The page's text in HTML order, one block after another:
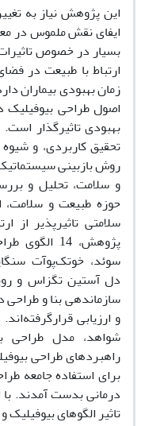
این پژوهش نیاز به
ایفای نقش ملموس در
بسیار در خصوص
ارتباط با طبیعت در
زمان بهبودی بیماران
اصول طراحی بیوفیلیک
بهبودی تاثیرگذار
تحقیق کاربردی، و
روش بازبینی
و سلامت، تحلیل و
حوزه طبیعت و
سلامتی تاثیر‌پذیر از
سوئد، خو‌تک‌پوآت
سازماندهی بنا و طراحی
و ارزیابی
شواهد، مدل طراحی
راهبردهای طراحی
برای استفاده جامعه
درمانی بدست آمدند.
تاثیر الگوهای